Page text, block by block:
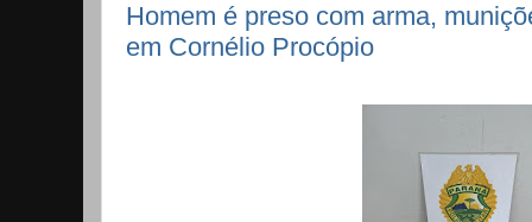
Homem é preso com arma,
em Cornélio Procópio